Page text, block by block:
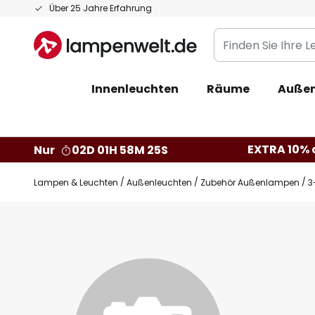
Über 25 Jahre Erfahrung
Zum
springen
Finden
Sie
Leuchte...
Innenleuchten Räume
Nur
02D 01H 58M 24S EXTRA
Lampen & Leuchten Außenleuchten Zubehör Außenlampen
springen